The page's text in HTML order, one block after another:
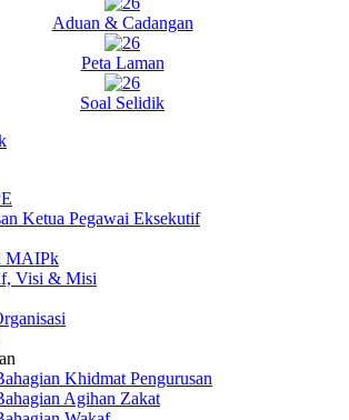
Aduan & Cadangan
Peta Laman
Soal Selidik
Ketua Pegawai Eksekutif
MAIPk
Visi & Misi
Khidmat Pengurusan
Agihan Zakat